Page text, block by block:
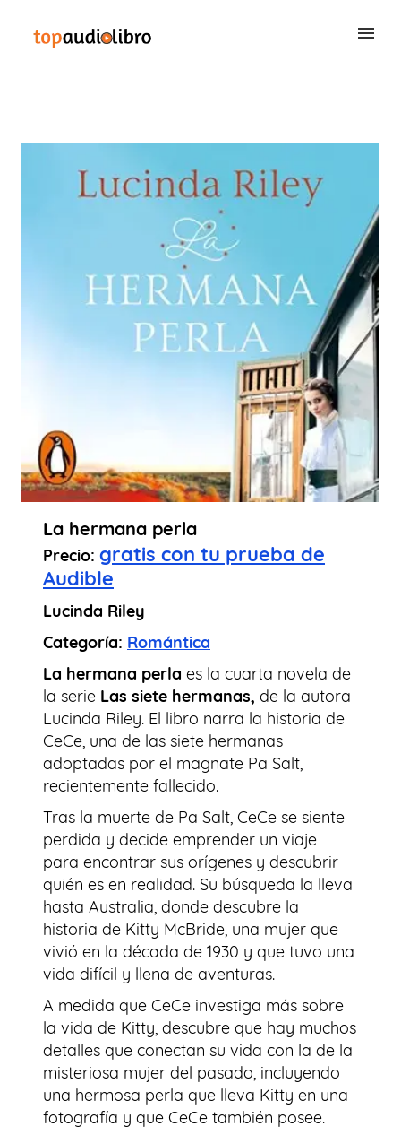
La hermana perla
Precio: gratis con tu prueba de
Audible
Lucinda Riley
Categoría: Romántica
La hermana perla es la cuarta novela de
la serie Las siete hermanas, de la autora
Lucinda Riley. El libro narra la historia de
CeCe, una de las siete hermanas
adoptadas por el magnate Pa Salt,
recientemente fallecido.
Tras la muerte de Pa Salt, CeCe se siente
perdida y decide emprender un viaje
para encontrar sus orígenes y descubrir
quién es en realidad. Su búsqueda la lleva
hasta Australia, donde descubre la
historia de Kitty McBride, una mujer que
vivió en la década de 1930 y que tuvo una
vida difícil y llena de aventuras.
A medida que CeCe investiga más sobre
la vida de Kitty, descubre que hay muchos
detalles que conectan su vida con la de la
misteriosa mujer del pasado, incluyendo
una hermosa perla que lleva Kitty en una
fotografía y que CeCe también posee.